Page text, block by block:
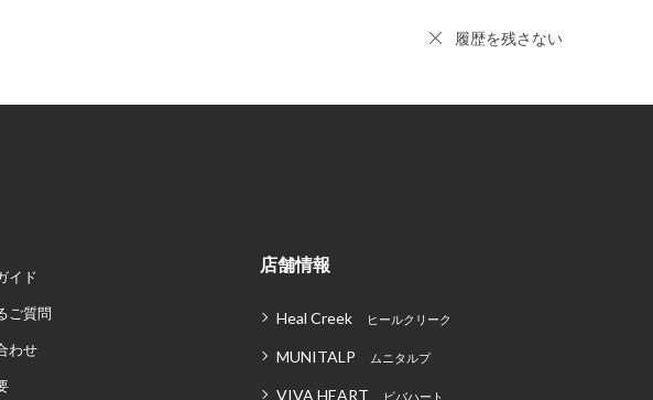
履歴を残さない
イド
ご質問
わせ
店舗情報
Heal Creek ヒールクリーク
MUNITALP ムニタルプ
VIVA HEART ビバハート